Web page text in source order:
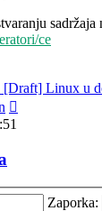
sadržaja
ce
[Draft] Linux u
Zaporka: